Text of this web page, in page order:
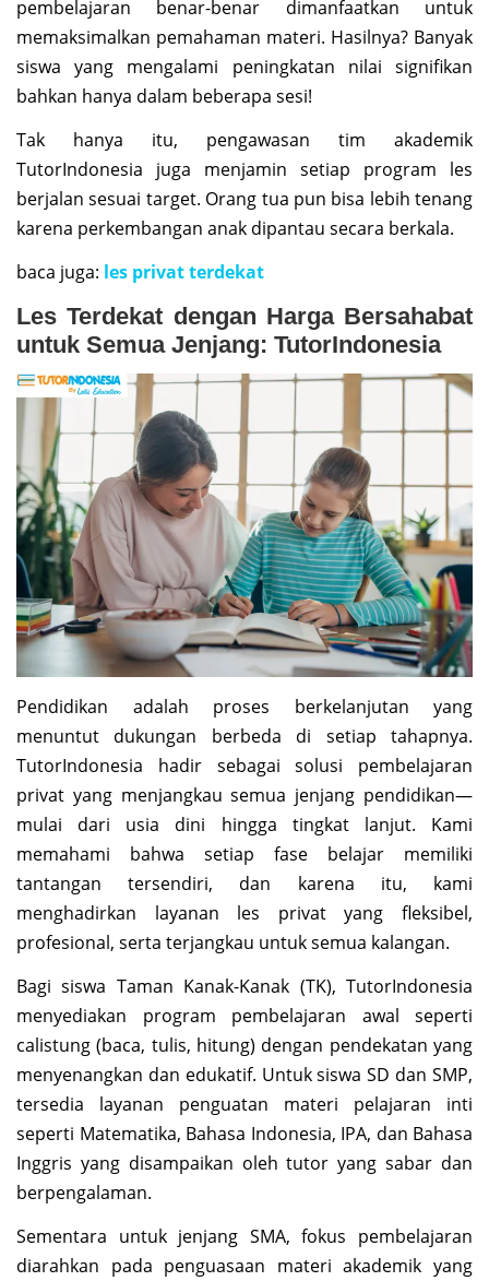
pembelajaran benar-benar dimanfaatkan untuk
memaksimalkan pemahaman materi. Hasilnya? Banyak
siswa yang mengalami peningkatan nilai signifikan
bahkan hanya dalam beberapa sesi!
Tak hanya itu, pengawasan tim akademik
TutorIndonesia juga menjamin setiap program les
berjalan sesuai target. Orang tua pun bisa lebih tenang
karena perkembangan anak dipantau secara berkala.
baca juga: les privat terdekat
Les Terdekat dengan Harga Bersahabat
untuk Semua Jenjang: TutorIndonesia
Pendidikan adalah proses berkelanjutan yang
menuntut dukungan berbeda di setiap tahapnya.
TutorIndonesia hadir sebagai solusi pembelajaran
privat yang menjangkau semua jenjang pendidikan—
mulai dari usia dini hingga tingkat lanjut. Kami
memahami bahwa setiap fase belajar memiliki
tantangan tersendiri, dan karena itu, kami
menghadirkan layanan les privat yang fleksibel,
profesional, serta terjangkau untuk semua kalangan.
Bagi siswa Taman Kanak-Kanak (TK), TutorIndonesia
menyediakan program pembelajaran awal seperti
calistung (baca, tulis, hitung) dengan pendekatan yang
menyenangkan dan edukatif. Untuk siswa SD dan SMP,
tersedia layanan penguatan materi pelajaran inti
seperti Matematika, Bahasa Indonesia, IPA, dan Bahasa
Inggris yang disampaikan oleh tutor yang sabar dan
berpengalaman.
Sementara untuk jenjang SMA, fokus pembelajaran
diarahkan pada penguasaan materi akademik yang